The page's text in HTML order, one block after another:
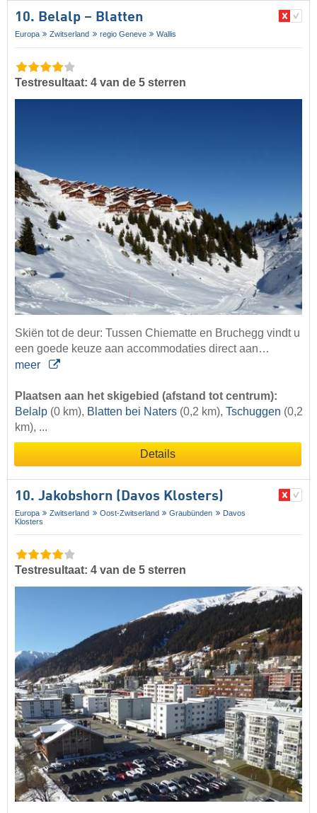
10. Belalp – Blatten
Europa Zwitserland regio Geneve Wallis
Testresultaat: 4 van de 5 sterren
Skiën tot de deur: Tussen Chiematte en Bruchegg vindt u
een goede keuze aan accommodaties direct aan…
meer
Plaatsen aan het skigebied (afstand tot centrum):
Belalp (0 km), Blatten bei Naters (0,2 km), Tschuggen (0,2
km), ...
Details
10. Jakobshorn (Davos Klosters)
Europa Zwitserland Oost-Zwitserland Graubünden
Davos
Klosters
Testresultaat: 4 van de 5 sterren